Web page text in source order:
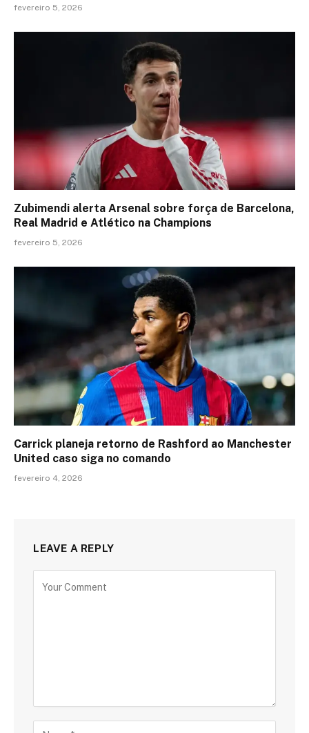
fevereiro 5, 2026
Zubimendi alerta Arsenal sobre força de Barcelona,
Real Madrid e Atlético na Champions
fevereiro 5, 2026
Carrick planeja retorno de Rashford ao Manchester
United caso siga no comando
fevereiro 4, 2026
LEAVE A REPLY